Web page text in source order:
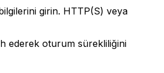
girin. HTTP(S) veya
ederek oturum sürekliliğini